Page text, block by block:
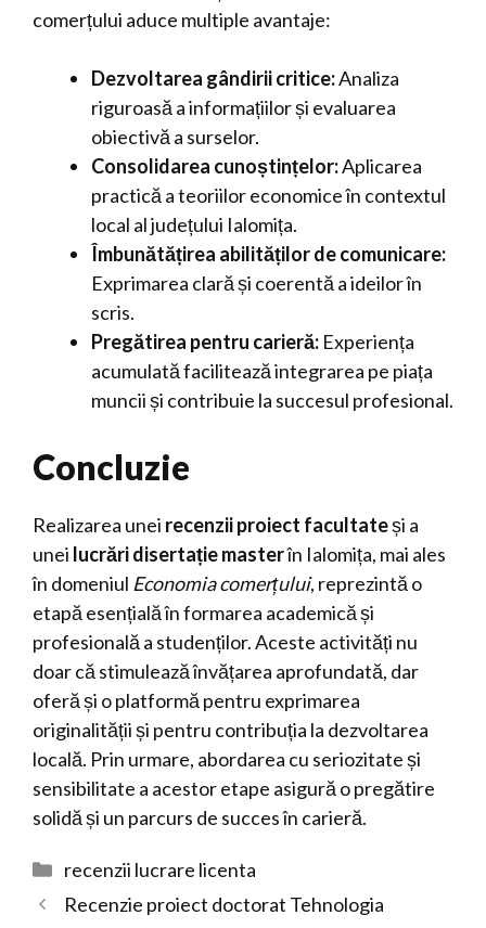
comerțului aduce multiple avantaje:
Dezvoltarea gândirii critice:Analiza
riguroasă a informațiilor și evaluarea
obiectivă a surselor.
Consolidarea cunoștințelor:Aplicarea
practică a teoriilor economice în contextul
local al județului Ialomița.
Îmbunătățirea abilităților de comunicare:
Exprimarea clară și coerentă a ideilor în
scris.
Pregătirea pentru carieră: Experiența
acumulată facilitează integrarea pe piața
muncii și contribuie la succesul profesional.
Concluzie
Realizarea unei recenzii proiect facultateși a
unei lucrări disertație masterîn Ialomița, mai ales
în domeniul Economia comerțului, reprezintă o
etapă esențială în formarea academică și
profesională a studenților. Aceste activități nu
doar că stimulează învățarea aprofundată, dar
oferă și o platformă pentru exprimarea
originalității și pentru contribuția la dezvoltarea
locală. Prin urmare, abordarea cu seriozitate și
sensibilitate a acestor etape asigură o pregătire
solidă și un parcurs de succes în carieră.
Categorii
recenzii lucrare licenta
Recenzie proiect doctorat Tehnologia